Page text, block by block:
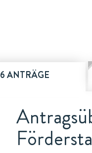
6 ANTRÄGE